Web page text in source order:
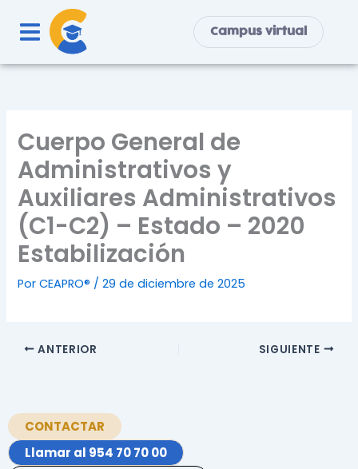
contenido
Campus virtual
Cuerpo General de
Administrativos y
Auxiliares Administrativos
(C1-C2) – Estado – 2020
Estabilización
PorCEAPRO® /29 de diciembre de 2025
ANTERIOR SIGUIENTE
CONTACTAR
Llamar al 954 70 70 00